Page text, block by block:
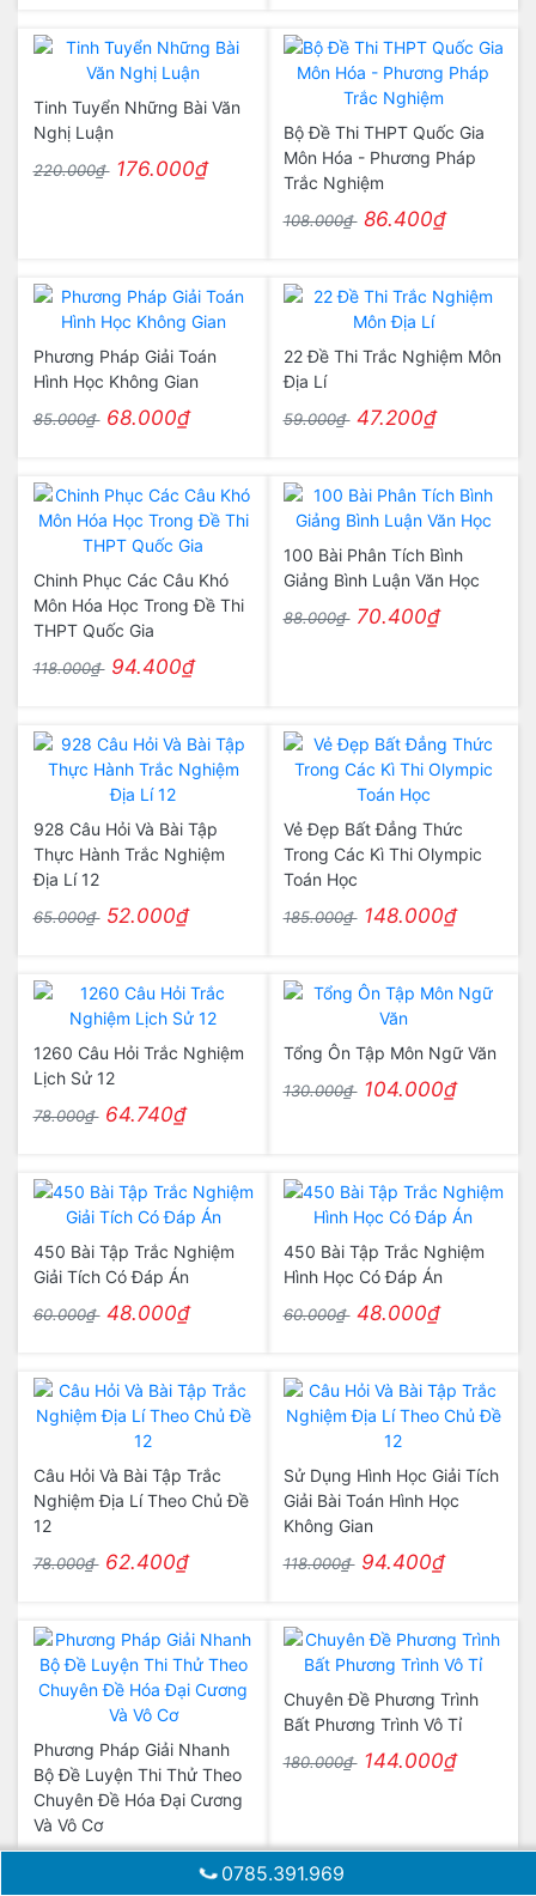
Tinh Tuyển Những Bài Văn
Nghị Luận
220.000₫ 176.000₫
Bộ Đề Thi THPT Quốc Gia
Môn Hóa - Phương Pháp
Trắc Nghiệm
108.000₫ 86.400₫
Phương Pháp Giải Toán
Hình Học Không Gian
85.000₫ 68.000₫
22 Đề Thi Trắc Nghiệm Môn
Địa Lí
59.000₫ 47.200₫
Chinh Phục Các Câu Khó
Môn Hóa Học Trong Đề Thi
THPT Quốc Gia
118.000₫ 94.400₫
100 Bài Phân Tích Bình
Giảng Bình Luận Văn Học
88.000₫ 70.400₫
928 Câu Hỏi Và Bài Tập
Thực Hành Trắc Nghiệm
Địa Lí 12
65.000₫ 52.000₫
Vẻ Đẹp Bất Đẳng Thức
Trong Các Kì Thi Olympic
Toán Học
185.000₫ 148.000₫
1260 Câu Hỏi Trắc Nghiệm
Lịch Sử 12
78.000₫ 64.740₫
Tổng Ôn Tập Môn Ngữ Văn
130.000₫ 104.000₫
450 Bài Tập Trắc Nghiệm
Giải Tích Có Đáp Án
60.000₫ 48.000₫
450 Bài Tập Trắc Nghiệm
Hình Học Có Đáp Án
60.000₫ 48.000₫
Câu Hỏi Và Bài Tập Trắc
Nghiệm Địa Lí Theo Chủ Đề
12
78.000₫ 62.400₫
Sử Dụng Hình Học Giải Tích
Giải Bài Toán Hình Học
Không Gian
118.000₫ 94.400₫
Phương Pháp Giải Nhanh
Bộ Đề Luyện Thi Thử Theo
Chuyên Đề Hóa Đại Cương
Và Vô Cơ
Chuyên Đề Phương Trình
Bất Phương Trình Vô Tỉ
180.000₫ 144.000₫
0785.391.969